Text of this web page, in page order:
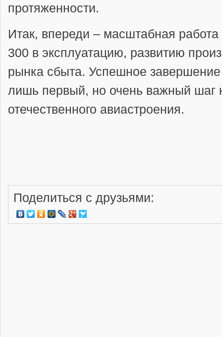
протяженности.
Итак, впереди – масштабная
300 в эксплуатацию, развитию
рынка сбыта. Успешное
лишь первый, но очень важный шаг
отечественного авиастроения.
Поделиться с друзьями: